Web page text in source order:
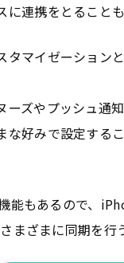
に連携をとることも
タマイゼーション
ーズやプッシュ通
な好みで設定する
能もあるので、
まざまに同期を行